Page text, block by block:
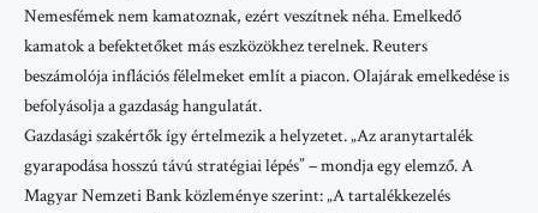
Nemesfémek nem kamatoznak, ezért veszítnek néha. Emelkedő
kamatok a befektetőket más eszközökhez terelnek. Reuters
beszámolója inflációs félelmeket említ a piacon. Olajárak emelkedése is
befolyásolja a gazdaság hangulatát.
Gazdasági szakértők így értelmezik a helyzetet. „Az aranytartalék
gyarapodása hosszú távú stratégiai lépés” – mondja egy elemző. A
Magyar Nemzeti Bank közleménye szerint: „A tartalékkezelés